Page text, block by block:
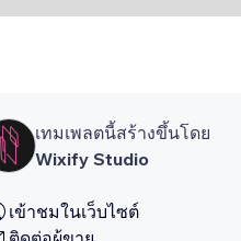
เทมเพลตนี้สร้างขึ้นโดย
Wixify Studio
เข้าชมในเว็บไซต์